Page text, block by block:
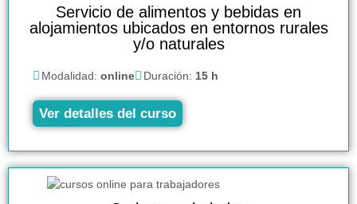
Servicio de alimentos y bebidas en
alojamientos ubicados en entornos rurales
y/o naturales
Modalidad: online Duración: 15 h
Ver detalles del curso